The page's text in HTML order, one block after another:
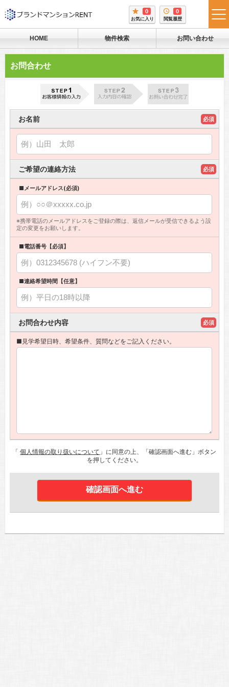
0
お気に入り
0
閲覧履歴
HOME 物件検索 お問い合わせ
お問合わせ
お名前 必須
ご希望の連絡方法 必須
■メールアドレス(必須)
※携帯電話のメールアドレスをご登録の際は、返信メールが受信できるよう設
定の変更をお願いします。
■電話番号【必須】
■連絡希望時間【任意】
お問合わせ内容 必須
■見学希望日時、希望条件、質問などをご記入ください。
「個人情報の取り扱いについて 」に同意の上、「確認画面へ進む」ボタン
を押してください。